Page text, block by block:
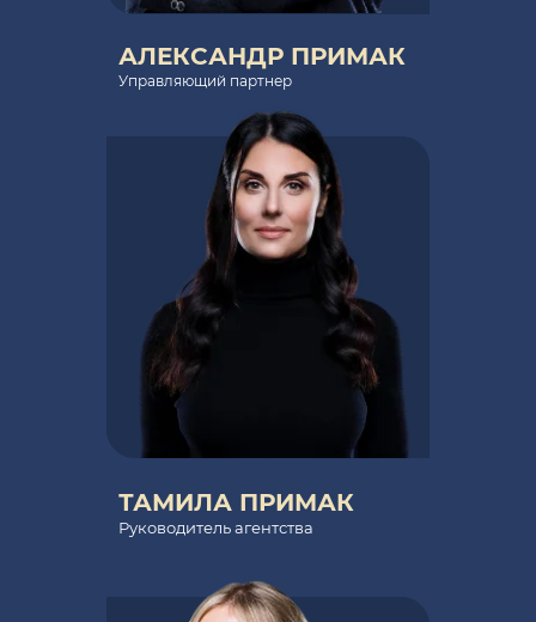
АЛЕКСАНДР ПРИМАК
Управляющий партнер
ТАМИЛА ПРИМАК
Руководитель агентства